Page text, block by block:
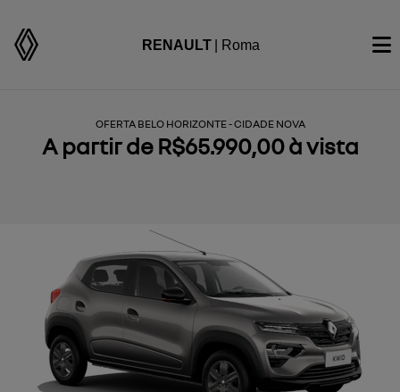
RENAULT | Roma
OFERTA BELO HORIZONTE - CIDADE NOVA
A partir de R$65.990,00 à vista